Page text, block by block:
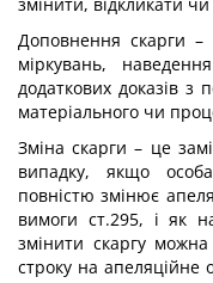
Доповнення скарги –
міркувань,
додаткових доказів
матеріального чи
Зміна скарги – це
випадку, якщо
повністю змінює
вимоги ст.295, і як
змінити скаргу
строку на апеляційне